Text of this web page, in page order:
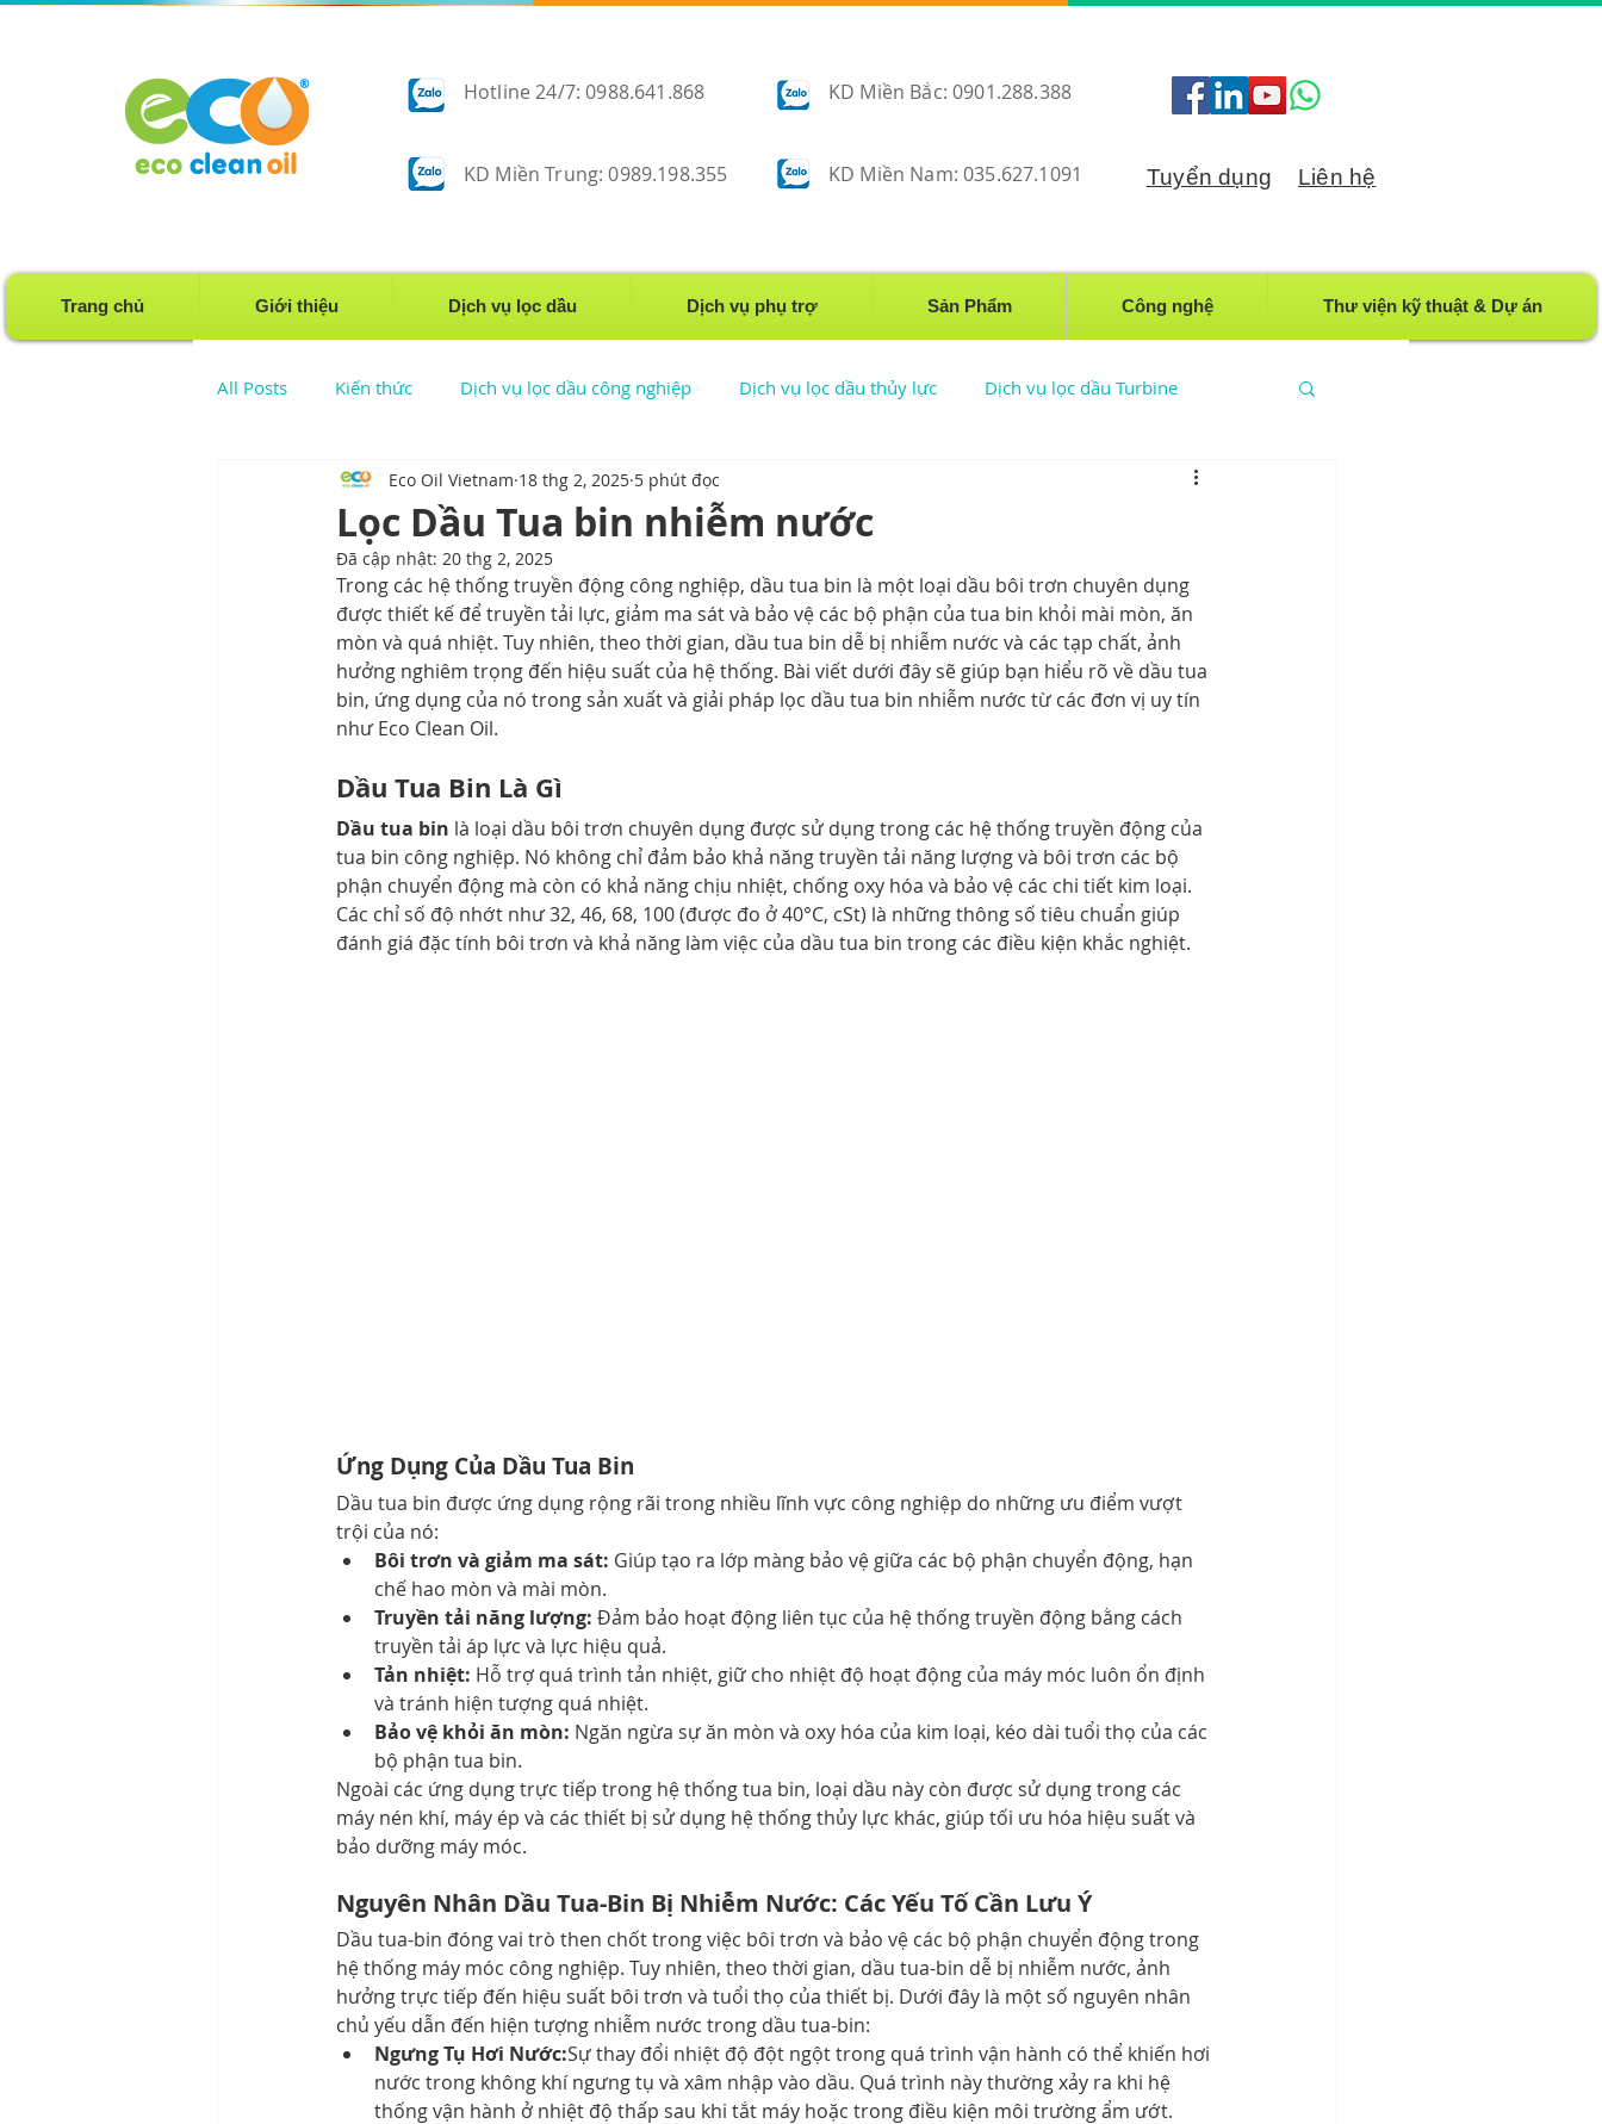
Hotline 24/7: 0988.641.868 KD Miền Bắc: 0901.288.388
KD Miền Trung: 0989.198.355 KD Miền Nam: 035.627.1091 Tuyển dụng Liên hệ
Trang chủ Giới thiệu Dịch vụ lọc dầu Dịch vụ phụ trợ Sản Phẩm Công nghệ Thư viện kỹ thuật & Dự án
All Posts Kiến thức Dịch vụ lọc dầu công nghiệp Dịch vụ lọc dầu thủy lực Dịch vụ lọc dầu Turbine
Dịch vụ lọc dầu bánh răng Triển khai lọc dầu
Thiết bị lọc dầu công nghiệp Bảo dưỡng dầu
Lọc Dầu Tua bin nhiễm nước
Eco Oil Vietnam 18 thg 2, 2025 5 phút đọc
Đã cập nhật: 20 thg 2, 2025
Trong các hệ thống truyền động công nghiệp, dầu tua bin là một loại dầu bôi trơn chuyên dụng
được thiết kế để truyền tải lực, giảm ma sát và bảo vệ các bộ phận của tua bin khỏi mài mòn, ăn
mòn và quá nhiệt. Tuy nhiên, theo thời gian, dầu tua bin dễ bị nhiễm nước và các tạp chất, ảnh
hưởng nghiêm trọng đến hiệu suất của hệ thống. Bài viết dưới đây sẽ giúp bạn hiểu rõ về dầu tua
bin, ứng dụng của nó trong sản xuất và giải pháp lọc dầu tua bin nhiễm nước từ các đơn vị uy tín
như Eco Clean Oil.
Dầu Tua Bin Là Gì
Dầu tua bin là loại dầu bôi trơn chuyên dụng được sử dụng trong các hệ thống truyền động của
tua bin công nghiệp. Nó không chỉ đảm bảo khả năng truyền tải năng lượng và bôi trơn các bộ
phận chuyển động mà còn có khả năng chịu nhiệt, chống oxy hóa và bảo vệ các chi tiết kim loại.
Các chỉ số độ nhớt như 32, 46, 68, 100 (được đo ở 40°C, cSt) là những thông số tiêu chuẩn giúp
đánh giá đặc tính bôi trơn và khả năng làm việc của dầu tua bin trong các điều kiện khắc nghiệt.
Ứng Dụng Của Dầu Tua Bin
Dầu tua bin được ứng dụng rộng rãi trong nhiều lĩnh vực công nghiệp do những ưu điểm vượt
trội của nó:
Bôi trơn và giảm ma sát: Giúp tạo ra lớp màng bảo vệ giữa các bộ phận chuyển động, hạn
chế hao mòn và mài mòn.
Truyền tải năng lượng: Đảm bảo hoạt động liên tục của hệ thống truyền động bằng cách
truyền tải áp lực và lực hiệu quả.
Tản nhiệt: Hỗ trợ quá trình tản nhiệt, giữ cho nhiệt độ hoạt động của máy móc luôn ổn định
và tránh hiện tượng quá nhiệt.
Bảo vệ khỏi ăn mòn: Ngăn ngừa sự ăn mòn và oxy hóa của kim loại, kéo dài tuổi thọ của các
bộ phận tua bin.
Ngoài các ứng dụng trực tiếp trong hệ thống tua bin, loại dầu này còn được sử dụng trong các
máy nén khí, máy ép và các thiết bị sử dụng hệ thống thủy lực khác, giúp tối ưu hóa hiệu suất và
bảo dưỡng máy móc.
Nguyên Nhân Dầu Tua-Bin Bị Nhiễm Nước: Các Yếu Tố Cần Lưu Ý
Dầu tua-bin đóng vai trò then chốt trong việc bôi trơn và bảo vệ các bộ phận chuyển động trong
hệ thống máy móc công nghiệp. Tuy nhiên, theo thời gian, dầu tua-bin dễ bị nhiễm nước, ảnh
hưởng trực tiếp đến hiệu suất bôi trơn và tuổi thọ của thiết bị. Dưới đây là một số nguyên nhân
chủ yếu dẫn đến hiện tượng nhiễm nước trong dầu tua-bin:
Ngưng Tụ Hơi Nước:Sự thay đổi nhiệt độ đột ngột trong quá trình vận hành có thể khiến hơi
nước trong không khí ngưng tụ và xâm nhập vào dầu. Quá trình này thường xảy ra khi hệ
thống vận hành ở nhiệt độ thấp sau khi tắt máy hoặc trong điều kiện môi trường ẩm ướt.